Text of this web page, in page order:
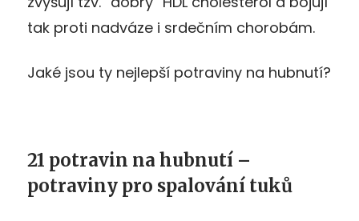
tak proti nadváze i srdečním chorobám.
Jaké jsou ty nejlepší potraviny na hubnutí?
21 potravin na hubnutí –
potraviny pro spalování tuků